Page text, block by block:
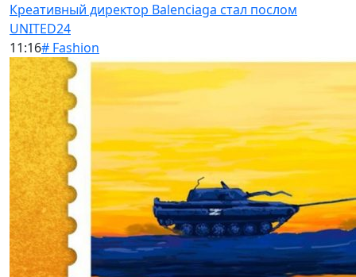
Креативный директор Balenciaga стал послом
UNITED24
11:16# Fashion